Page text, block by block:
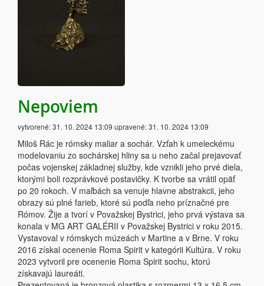
Nepoviem
vytvorené:31. 10. 2024 13:09 upravené:31. 10. 2024 13:09
Miloš Rác je rómsky maliar a sochár. Vzťah k umeleckému
modelovaniu zo sochárskej hliny sa u neho začal prejavovať
počas vojenskej základnej služby, kde vznikli jeho prvé diela,
ktorými boli rozprávkové postavičky. K tvorbe sa vrátil opäť
po 20 rokoch. V maľbách sa venuje hlavne abstrakcii, jeho
obrazy sú plné farieb, ktoré sú podľa neho príznačné pre
Rómov. Žije a tvorí v Považskej Bystrici, jeho prvá výstava sa
konala v MG ART GALÉRII v Považskej Bystrici v roku 2015.
Vystavoval v rómskych múzeách v Martine a v Brne. V roku
2016 získal ocenenie Roma Spirit v kategórii Kultúra. V roku
2023 vytvoril pre ocenenie Roma Spirit sochu, ktorú
získavajú laureáti.